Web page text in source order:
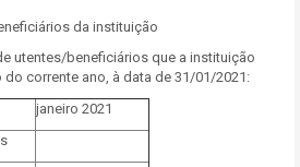
da instituição
utentes/beneficiários que a instituição
do corrente ano, à data de 31/01/2021:
janeiro 2021